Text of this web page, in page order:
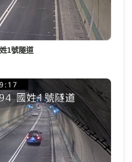
1號隧道